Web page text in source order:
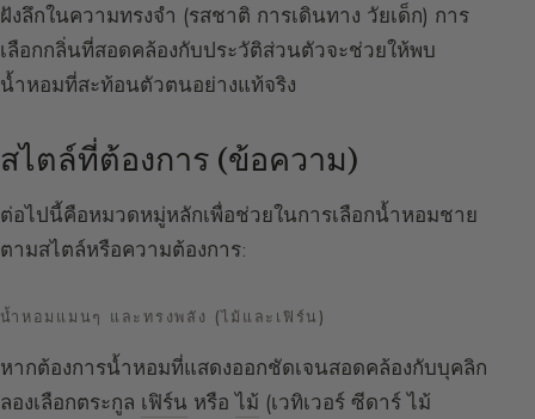
ฝังลึกในความทรงจำ (รสชาติ การเดินทาง วัยเด็ก) การ
เลือกกลิ่นที่สอดคล้องกับประวัติส่วนตัวจะช่วยให้พบ
น้ำหอมที่สะท้อนตัวตนอย่างแท้จริง
สไตล์ที่ต้องการ (ข้อความ)
ต่อไปนี้คือหมวดหมู่หลักเพื่อช่วยในการเลือกน้ำหอมชาย
ตามสไตล์หรือความต้องการ:
น้ำหอมแมนๆ และทรงพลัง (ไม้และเฟิร์น)
หากต้องการน้ำหอมที่แสดงออกชัดเจนสอดคล้องกับบุคลิก
ลองเลือกตระกูล เฟิร์น หรือไม้ (เวทิเวอร์ ซีดาร์ ไม้